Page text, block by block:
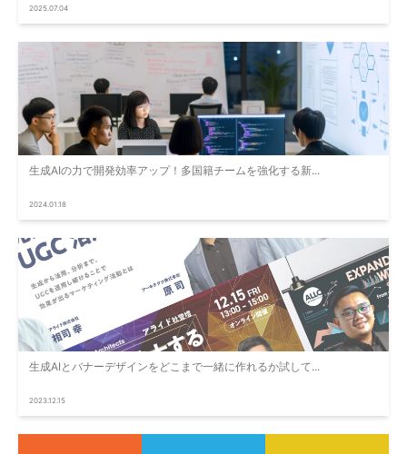
2025.07.04
生成AIの力で開発効率アップ！多国籍チームを強化する新...
2024.01.18
生成AIとバナーデザインをどこまで一緒に作れるか試して...
2023.12.15